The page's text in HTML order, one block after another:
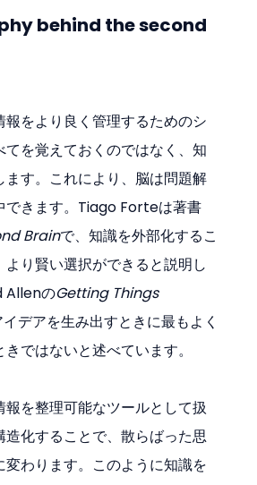
behind the second
報をより良く管理するためのシ
てを覚えておくのではなく、知
ます。これにより、脳は問題解
できます。Tiago Forteは著書
Brainで、知識を外部化するこ
より賢い選択ができると説明し
AllenのGetting Things
デアを生み出すときに最もよく
ではないと述べています。
報を整理可能なツールとして扱
造化することで、散らばった思
変わります。このように知識を